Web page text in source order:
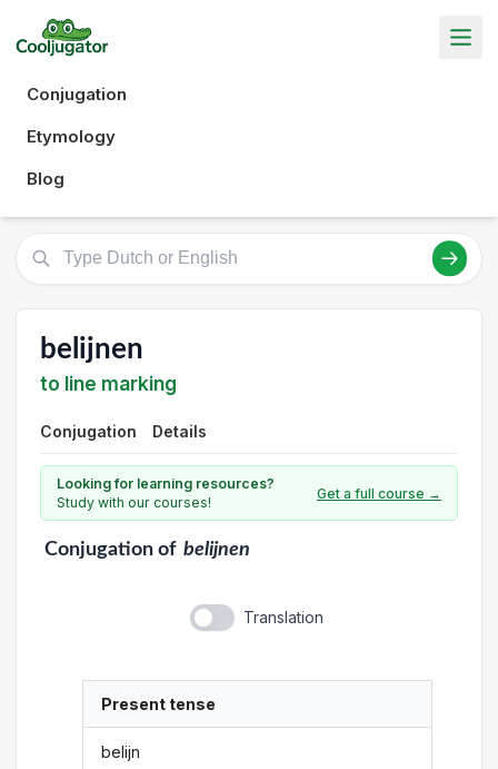
Conjugation
Etymology
Blog
belijnen
to line marking
Conjugation Details
Looking for learning resources?
Study with our courses!
Get a full course →
Conjugationof belijnen
Translation
Present tense
belijn